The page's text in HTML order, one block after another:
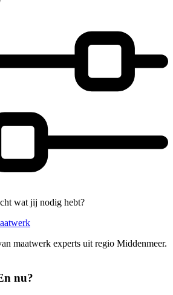
wat jij nodig hebt?
maatwerk experts uit regio Middenmeer.
nu?